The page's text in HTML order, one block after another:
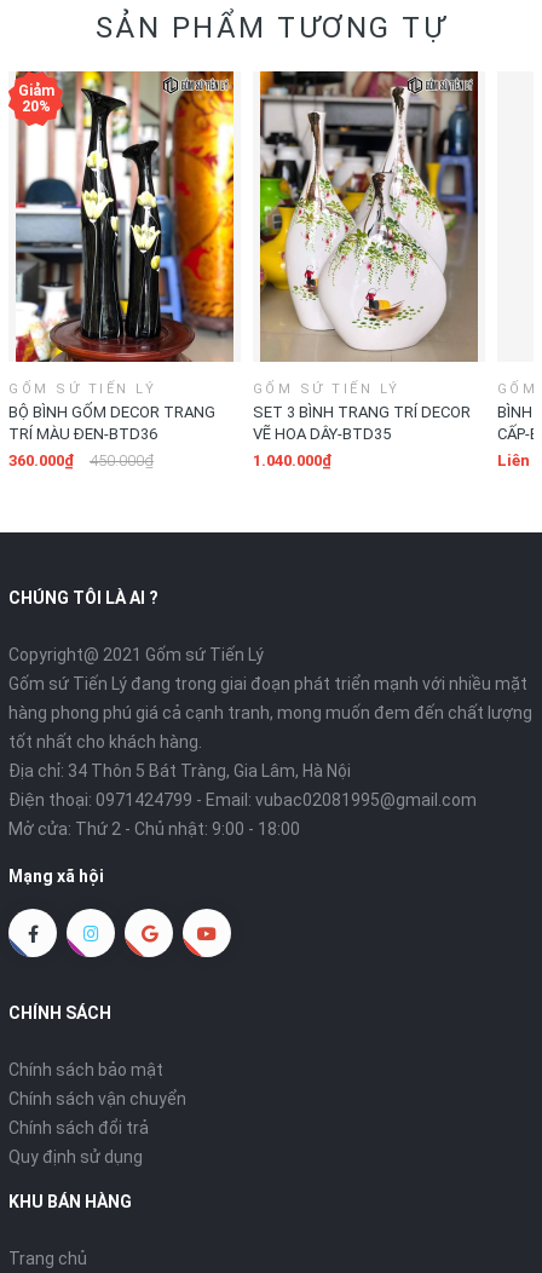
SẢN PHẨM TƯƠNG TỰ
GỐM SỨ TIẾN LÝ
BỘ BÌNH GỐM DECOR TRANG
TRÍ MÀU ĐEN-BTD36
360.000₫
450.000₫
GỐM SỨ TIẾN LÝ
SET 3 BÌNH TRANG TRÍ DECOR
VẼ HOA DÂY-BTD35
1.040.000₫
BÌNH
CẤP-
Liên
CHÚNG TÔI LÀ AI ?
Copyright@ 2021 Gốm sứ Tiến Lý
Gốm sứ Tiến Lý đang trong giai đoạn phát triển mạnh với nhiều mặt
hàng phong phú giá cả cạnh tranh, mong muốn đem đến chất lượng
tốt nhất cho khách hàng.
Địa chỉ: 34 Thôn 5 Bát Tràng, Gia Lâm, Hà Nội
Điện thoại: 0971424799 - Email: vubac02081995@gmail.com
Mở cửa: Thứ 2 - Chủ nhật: 9:00 - 18:00
Mạng xã hội
CHÍNH SÁCH
Chính sách bảo mật
Chính sách vận chuyển
Chính sách đổi trả
Quy định sử dụng
KHU BÁN HÀNG
Trang chủ